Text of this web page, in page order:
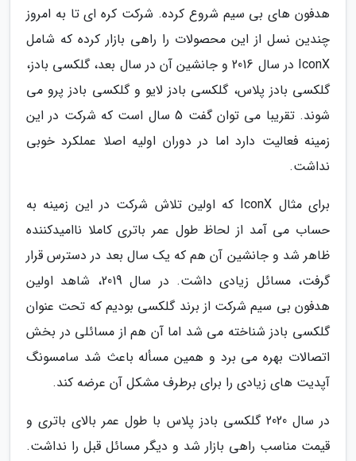
هدفون های بی سیم شروع کرده. شرکت کره ای تا به امروز
چندین نسل از این محصولات را راهی بازار کرده که شامل
IconX در سال 2016 و جانشین آن در سال بعد، گلکسی بادز،
گلکسی بادز پلاس، گلکسی بادز لایو و گلکسی بادز پرو می
شوند. تقریبا می توان گفت 5 سال است که شرکت در این
زمینه فعالیت دارد اما در دوران اولیه اصلا عملکرد خوبی
نداشت.
برای مثال IconX که اولین تلاش شرکت در این زمینه به
حساب می آمد از لحاظ طول عمر باتری کاملا ناامیدکننده
ظاهر شد و جانشین آن هم که یک سال بعد در دسترس قرار
گرفت، مسائل زیادی داشت. در سال 2019، شاهد اولین
هدفون بی سیم شرکت از برند گلکسی بودیم که تحت عنوان
گلکسی بادز شناخته می شد اما آن هم از مسائلی در بخش
اتصالات بهره می برد و همین مسأله باعث شد سامسونگ
آپدیت های زیادی را برای برطرف مشکل آن عرضه کند.
در سال 2020 گلکسی بادز پلاس با طول عمر بالای باتری و
قیمت مناسب راهی بازار شد و دیگر مسائل قبل را نداشت.